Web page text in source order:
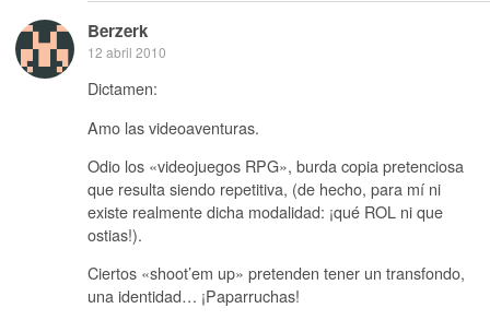
Berzerk
12 abril 2010
Dictamen:
Amo las videoaventuras.
Odio los «videojuegos RPG», burda copia pretenciosa
que resulta siendo repetitiva, (de hecho, para mí ni
existe realmente dicha modalidad: ¡qué ROL ni que
ostias!).
Ciertos «shoot’em up» pretenden tener un transfondo,
una identidad… ¡Paparruchas!